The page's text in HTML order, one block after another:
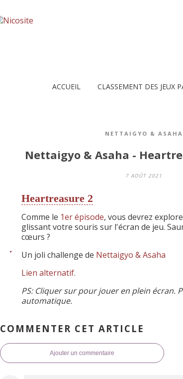
ACCUEIL CLASSEMENT DES JEUX
NETTAIGYO & ASAHA
Nettaigyo & Asaha -
7 AOÛT 2021
Heartreasure 2
Comme le 1er épisode, vous devrez
glissant votre souris sur l'écran de jeu.
cœurs ?
Un joli challenge de Nettaigyo & Asaha
Lien alternatif.
PS: Cliquer surpour jouer en plein écran.
automatique.
COMMENTER CET ARTICLE
Ajouter un commentaire